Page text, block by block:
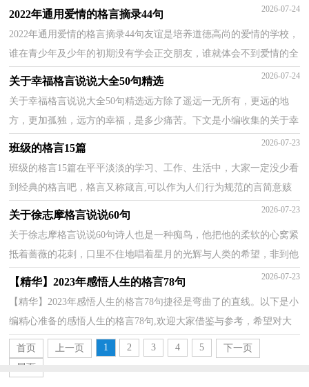
希望大家能够喜欢。1、在艰苦奋斗后我们所得到的收获...
2022年通用爱情的格言摘录44句 2026-07-24
2022年通用爱情的格言摘录44句友谊是培养道德高尚的爱情的学校，
谁在青少年及少年的初期没有学会正交朋友，谁就体会不到爱情的全
部幸福。下面是小编给各位读者分享的爱情的格言...
关于幸福格言说说大全50句精选 2026-07-24
关于幸福格言说说大全50句精选远方除了遥远一无所有，更远的地
方，更加孤独，远方的幸福，是多少痛苦。下文是小编收集的关于幸
福格言说说的内容，欢迎阅读，希望大家能够喜欢。1、有些...
班级的格言15篇 2026-07-23
班级的格言15篇在平平淡淡的学习、工作、生活中，大家一定没少看
到经典的格言吧，格言又称箴言,可以作为人们行为规范的言简意赅
的语句,是一个人机智之精华,众人汇成的睿智。其...
关于徐志摩格言说说60句 2026-07-23
关于徐志摩格言说说60句诗人也是一种痴鸟，他把他的柔软的心窝紧
抵着蔷薇的花刺，口里不住地唱着星月的光辉与人类的希望，非到他
的心血滴出来把白花染成大红他不住口。他的痛苦与...
【精华】2023年感悟人生的格言78句 2026-07-23
【精华】2023年感悟人生的格言78句捷径是弯曲了的直线。以下是小
编精心准备的感悟人生的格言78句,欢迎大家借鉴与参考，希望对大
家有所帮助。1、人的一生就如同下棋一样，每一个...
首页 上一页 1 2 3 4 5
下一页
尾页